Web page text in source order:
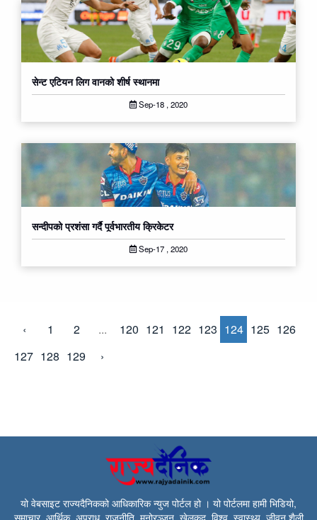
सेन्ट एटियन लिग वानको शीर्ष स्थानमा
Sep-18 , 2020
सन्दीपको प्रशंसा गर्दै पूर्वभारतीय क्रिकेटर
Sep-17 , 2020
‹ 1 2 ... 120 121 122 123 124 125 126
127 128 129 ›
यो वेबसाइट राज्यदैनिकको आधिकारिक न्युज पोर्टल हो । यो पोर्टलमा हामी भिडियो,